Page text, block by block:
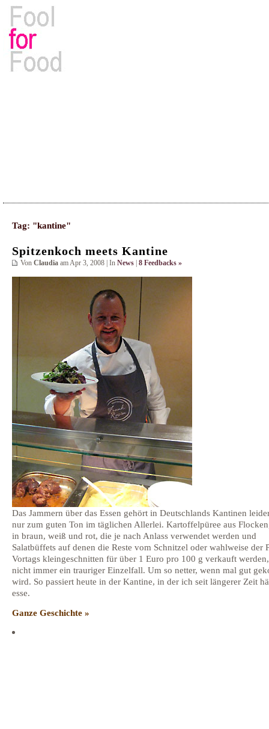
Tag: "kantine"
Spitzenkoch meets Kantine
Von Claudia am Apr 3, 2008 | In News 8 Feedbacks »
Das Jammern über das Essen gehört in Deutschlands Kantinen
nur zum guten Ton im täglichen Allerlei. Kartoffelpüree aus
in braun, weiß und rot, die je nach Anlass verwendet werden und
Salatbüffets auf denen die Reste vom Schnitzel oder wahlweise der
Vortags kleingeschnitten für über 1 Euro pro 100 g verkauft
nicht immer ein trauriger Einzelfall. Um so netter, wenn mal gut
wird. So passiert heute in der Kantine, in der ich seit längerer Zeit
esse.
Ganze Geschichte »